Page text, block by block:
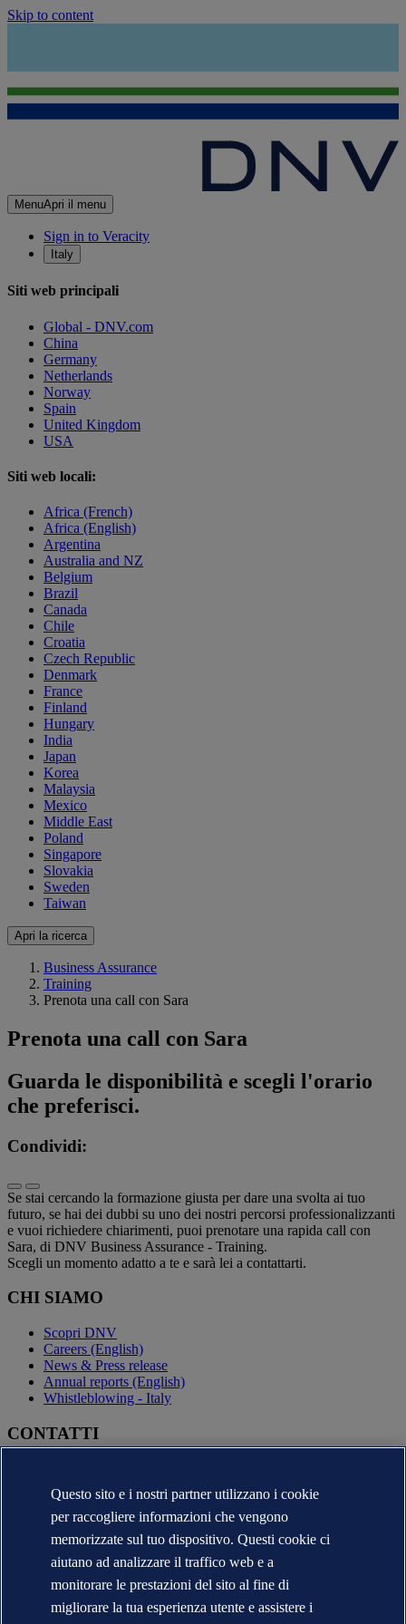
Skip to content
MenuApri il menu
Sign in to Veracity
Italy
Siti web principali
Global - DNV.com
China
Germany
Netherlands
Norway
Spain
United Kingdom
USA
Siti web locali:
Africa (French)
Africa (English)
Argentina
Australia and NZ
Belgium
Brazil
Canada
Chile
Croatia
Czech Republic
Denmark
France
Finland
Hungary
India
Japan
Korea
Malaysia
Mexico
Middle East
Poland
Singapore
Slovakia
Sweden
Taiwan
Apri la ricerca
Business Assurance
Training
Prenota una call con Sara
Prenota una call con Sara
Guarda le disponibilità e scegli l'orario
che preferisci.
Condividi:
Se stai cercando la formazione giusta per dare una svolta ai tuo
futuro, se hai dei dubbi su uno dei nostri percorsi professionalizzanti
e vuoi richiedere chiarimenti, puoi prenotare una rapida call con
Sara, di DNV Business Assurance - Training.
Scegli un momento adatto a te e sarà lei a contattarti.
CHI SIAMO
Scopri DNV
Careers (English)
News & Press release
Annual reports (English)
Whistleblowing - Italy
CONTATTI
Contatti per la stampa
Segnalazioni e Reclami
Cambio Ragione Sociale
indirizzo posta certificata
Veracity (English)
Informativa sulla privacy
Condizioni d'uso
Questo sito e i nostri partner utilizzano i cookie
per raccogliere informazioni che vengono
memorizzate sul tuo dispositivo. Questi cookie ci
aiutano ad analizzare il traffico web e a
monitorare le prestazioni del sito al fine di
migliorare la tua esperienza utente e assistere i